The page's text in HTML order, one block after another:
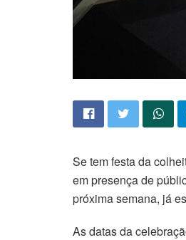
Se tem festa da
em presença de
próxima semana, já
As datas da